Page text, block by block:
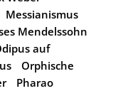
Messianismus
Mendelssohn
auf
Orphische
Pharao